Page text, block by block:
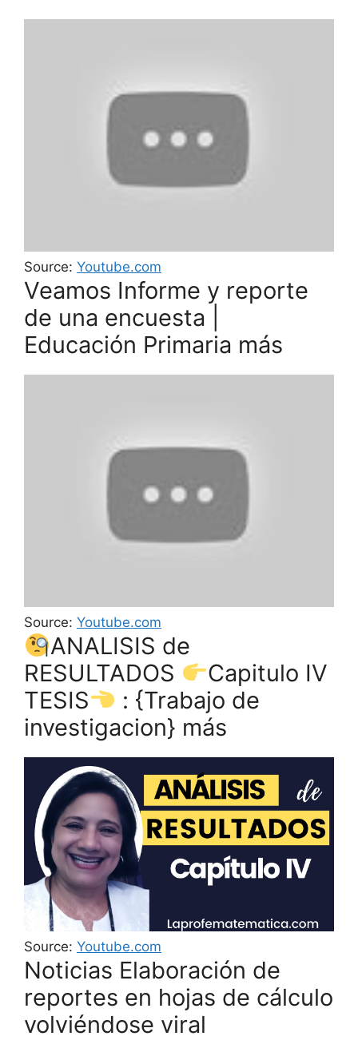
Source: Youtube.com
Veamos Informe y reporte
de una encuesta |
Educación Primaria más
Source: Youtube.com
ANALISIS de
RESULTADOS
Capitulo IV
TESIS
: {Trabajo de
investigacion} más
Source: Youtube.com
Noticias Elaboración de
reportes en hojas de cálculo
volviéndose viral